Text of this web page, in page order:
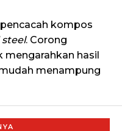
kompos
. Corong
hasil
menampung